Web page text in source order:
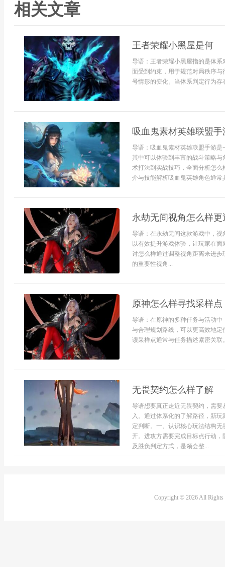
相关文章
王者荣耀小黑屋是何
导语：王者荣耀小黑屋指的是体
面受到约束，用于规范对局秩序
号情形的变化。当体系判定行为
吸血鬼素材英雄联盟
导语：吸血鬼素材英雄联盟手游
其中可以体验到丰富的战斗策略
术打法到实战技巧，全面分析怎
介与技能解析吸血鬼英雄角色通
永劫无间视角怎么样更
导语：在永劫无间这款游戏中，
以有效提升游戏体验，让玩家在
讨怎么样通过调整视角距离来进
的重要性视角...
原神怎么样寻找采样点
导语：在原神的多种任务与活动
与合理规划路线，可以更高效地
读采样点通常与任务描述紧密关
无畏契约怎么样了解
导语想要真正走近无畏契约，需
入。通过体系化的了解路径，新
定判断。一、认识核心玩法结构
开。进攻方需要完成目标点行动
及胜负判定方式，是领会整...
Copyright © 2026 All